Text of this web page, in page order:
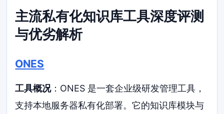
主流私有化知识库工具深度评测
与优劣解析
ONES
工具概况：ONES 是一套企业级研发管理工具，
支持本地服务器私有化部署。它的知识库模块与